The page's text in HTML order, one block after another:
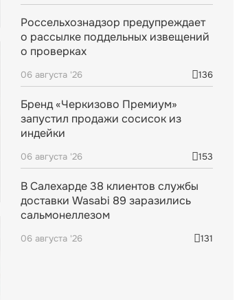
Россельхознадзор предупреждает
о рассылке поддельных извещений
о проверках
06 августа '26 136
Бренд «Черкизово Премиум»
запустил продажи сосисок из
индейки
06 августа '26 153
В Салехарде 38 клиентов службы
доставки Wasabi 89 заразились
сальмонеллезом
06 августа '26 131